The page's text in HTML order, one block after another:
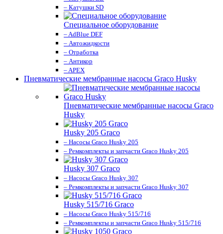
– Катушки SD
Специальное оборудование
– AdBlue DEF
– Автожидкости
– Отработка
– Антикор
– APEX
Пневматические мембранные насосы Graco Husky
Пневматические мембранные насосы Graco
Husky
Husky 205 Graco
– Насосы Graco Husky 205
– Ремкомплекты и запчасти Graco Husky 205
Husky 307 Graco
– Насосы Graco Husky 307
– Ремкомплекты и запчасти Graco Husky 307
Husky 515/716 Graco
– Насосы Graco Husky 515/716
– Ремкомплекты и запчасти Graco Husky 515/716